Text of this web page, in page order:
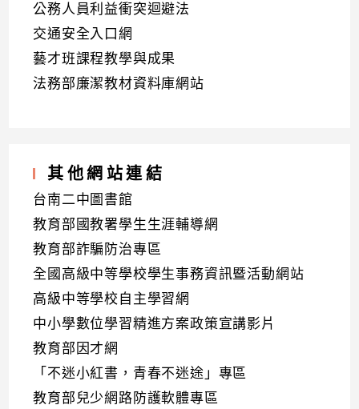
公務人員利益衝突迴避法
交通安全入口網
藝才班課程教學與成果
法務部廉潔教材資料庫網站
其他網站連結
台南二中圖書館
教育部國教署學生生涯輔導網
教育部詐騙防治專區
全國高級中等學校學生事務資訊暨活動網站
高級中等學校自主學習網
中小學數位學習精進方案政策宣講影片
教育部因才網
「不迷小紅書，青春不迷途」專區
教育部兒少網路防護軟體專區